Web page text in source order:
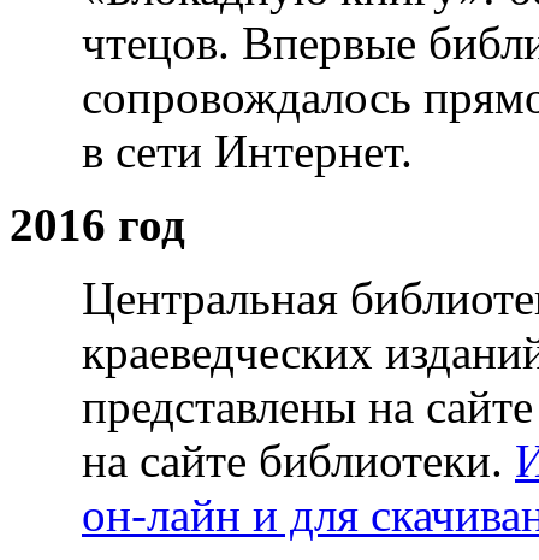
чтецов. Впервые
сопровождалось
в сети Интернет.
2016 год
Центральная
краеведческих
представлены на
на сайте библиотеки.
он-лайн и для